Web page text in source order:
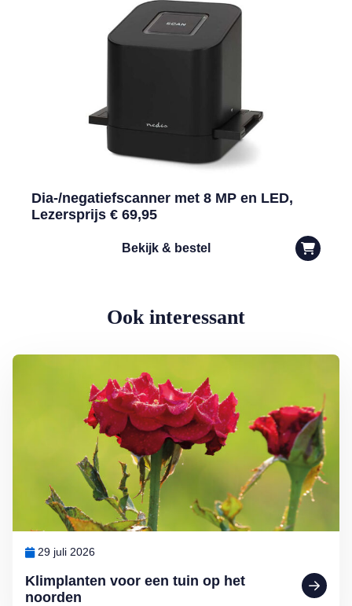
Dia-/negatiefscanner met 8 MP en LED,
Lezersprijs € 69,95
Bekijk & bestel
Ook interessant
Klimplanten voor een tuin op het
noorden
29 juli 2026
Lees meer over Klimplanten voor een tuin op het noorden